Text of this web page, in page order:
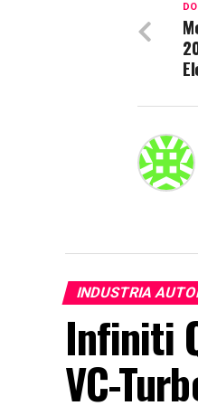
INDUSTRIA
Infiniti
VC-